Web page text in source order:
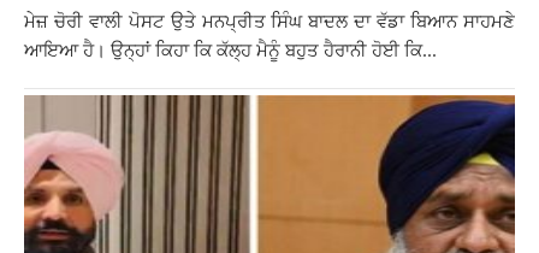
ਮੇਜ਼ ਚੋਰੀ ਵਾਲੀ ਪੋਸਟ ਉਤੇ ਮਨਪ੍ਰੀਤ ਸਿੰਘ ਬਾਦਲ ਦਾ ਵੱਡਾ ਬਿਆਨ ਸਾਹਮਣੇ
ਆਇਆ ਹੈ। ਉਨ੍ਹਾਂ ਕਿਹਾ ਕਿ ਕੱਲ੍ਹ ਮੈਨੂੰ ਬਹੁਤ ਹੈਰਾਨੀ ਹੋਈ ਕਿ...